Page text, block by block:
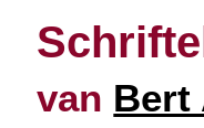
van Bert